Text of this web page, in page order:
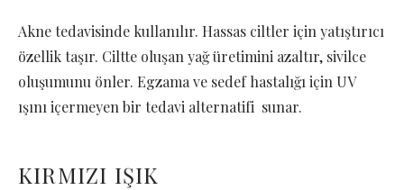
Akne tedavisinde kullanılır. Hassas ciltler için yatıştırıcı
özellik taşır. Ciltte oluşan yağ üretimini azaltır, sivilce
oluşumunu önler. Egzama ve sedef hastalığı için UV
ışını içermeyen bir tedavi alternatifi sunar.
KIRMIZI IŞIK